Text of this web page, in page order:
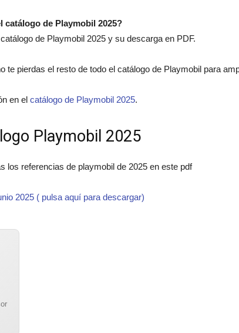
catálogo de Playmobil 2025?
de Playmobil 2025 y su descarga en PDF.
te pierdas el resto de todo el catálogo de Playmobil para
en el catálogo de Playmobil 2025.
Playmobil 2025
los referencias de playmobil de 2025 en este pdf
2025 ( pulsa aquí para descargar)